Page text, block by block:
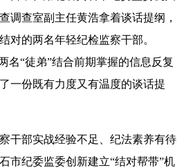
调查室副主任黄浩拿着谈话提纲，
对的两名年轻纪检监察干部。
名“徒弟”结合前期掌握的信息反复
一份既有力度又有温度的谈话提
部实战经验不足、纪法素养有待
市纪委监委创新建立“结对帮带”机